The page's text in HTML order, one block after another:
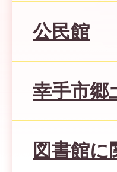
公民館
幸手市郷
図書館